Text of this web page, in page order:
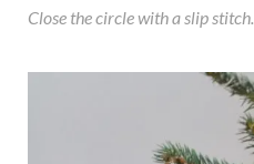
Close the circle with a slip stitch.